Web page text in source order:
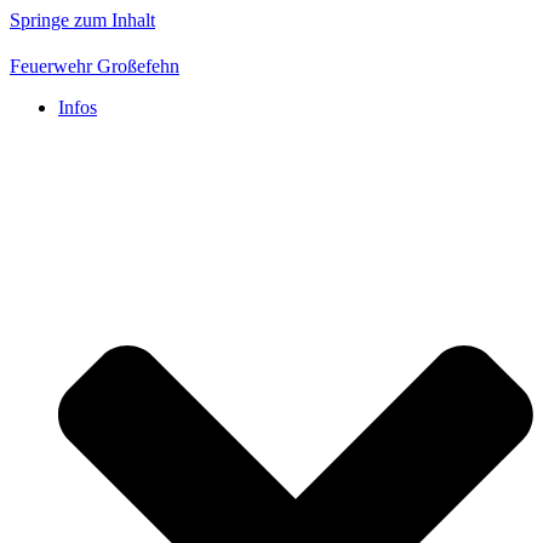
Springe zum Inhalt
Feuerwehr Großefehn
Infos